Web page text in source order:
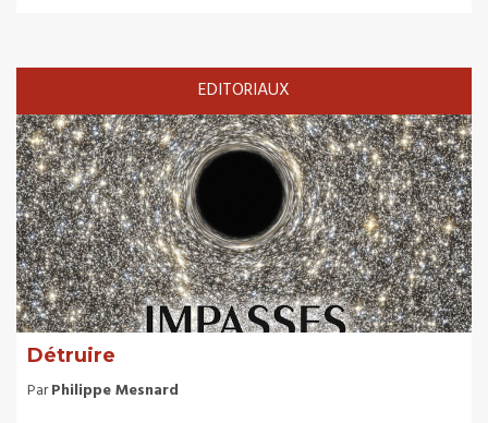
EDITORIAUX
Détruire
ParPhilippe Mesnard